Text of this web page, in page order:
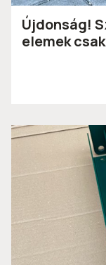
Újdonság!
elemek